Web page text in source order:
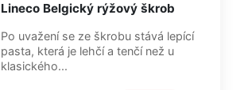
Lineco Belgický rýžový škrob
Po uvažení se ze škrobu stává lepící
pasta, která je lehčí a tenčí než u
klasického...